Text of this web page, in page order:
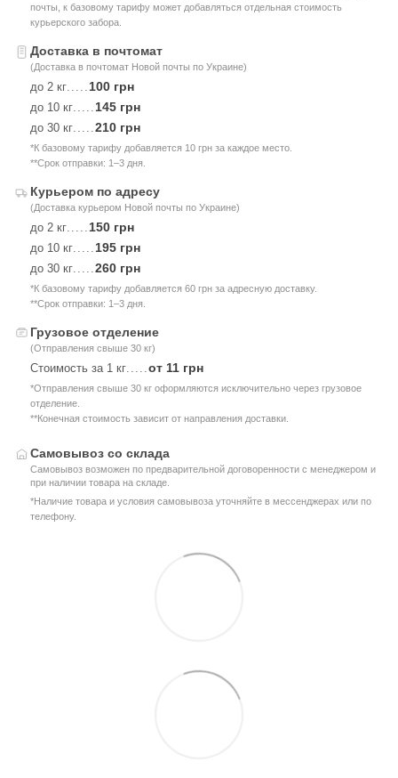
почты, к базовому тарифу может добавляться отдельная стоимость
курьерского забора.
Доставка в почтомат
(Доставка в почтомат Новой почты по Украине)
до 2 кг 100 грн
до 10 кг 145 грн
до 30 кг 210 грн
*К базовому тарифу добавляется 10 грн за каждое место.
**Срок отправки: 1–3 дня.
Курьером по адресу
(Доставка курьером Новой почты по Украине)
до 2 кг 150 грн
до 10 кг 195 грн
до 30 кг 260 грн
*К базовому тарифу добавляется 60 грн за адресную доставку.
**Срок отправки: 1–3 дня.
Грузовое отделение
(Отправления свыше 30 кг)
Стоимость за 1 кг от 11 грн
*Отправления свыше 30 кг оформляются исключительно через грузовое
отделение.
**Конечная стоимость зависит от направления доставки.
Самовывоз со склада
Самовывоз возможен по предварительной договоренности с менеджером и
при наличии товара на складе.
*Наличие товара и условия самовывоза уточняйте в мессенджерах или по
телефону.